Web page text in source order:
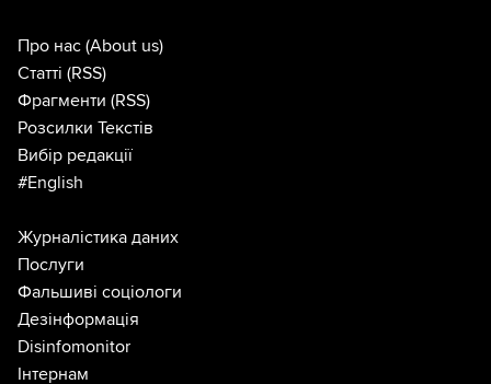
Про нас (About us)
Статті (RSS)
Фрагменти (RSS)
Розсилки Текстів
Вибір редакції
#English
Журналістика даних
Послуги
Фальшиві соціологи
Дезінформація
Disinfomonitor
Інтернам